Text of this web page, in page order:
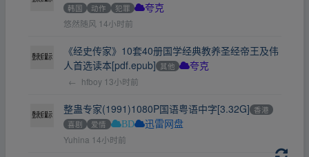
韩国 动作 犯罪 夸克
悠然随风 14小时前
《经史传家》10套40册国学经典教养圣经帝王及伟
人首选读本[pdf.epub] 其他 夸克
← hfboy 13小时前
整蛊专家(1991)1080P国语粤语中字[3.32G] 香港
喜剧
爱情 BD 迅雷网盘
Yuhina 14小时前